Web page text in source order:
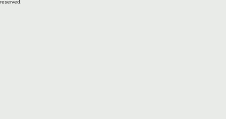
reserved.